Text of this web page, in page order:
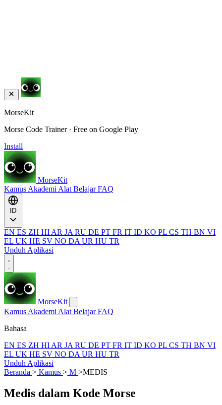
MorseKit
Morse Code Trainer · Free on Google Play
Install
MorseKit
Kamus Akademi Alat BelajarFAQ
EN ES ZH HI AR JA RU DE PT FR IT ID KO PL CS TH BN VI
EL UK HE SV NO DA UR HU TR
Unduh Aplikasi
MorseKit
Kamus Akademi Alat BelajarFAQ
Bahasa
EN ES ZH HI AR JA RU DE PT FR IT ID KO PL CS TH BN VI
EL UK HE SV NO DA UR HU TR
Unduh Aplikasi
Beranda > Kamus > M >MEDIS
Medis dalam Kode Morse